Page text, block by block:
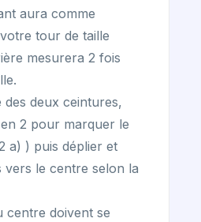
aura comme
tour de taille
mesurera 2 fois
deux ceintures,
2 pour marquer le
a) ) puis déplier et
vers le centre selon la
centre doivent se